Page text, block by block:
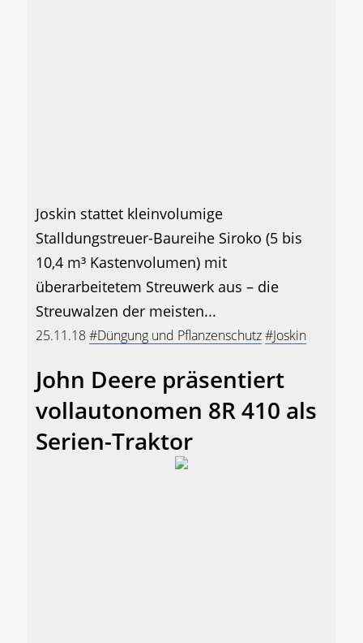
Joskin stattet kleinvolumige
Stalldungstreuer-Baureihe Siroko (5 bis
10,4 m³ Kastenvolumen) mit
überarbeitetem Streuwerk aus – die
Streuwalzen der meisten...
25.11.18#Düngung und Pflanzenschutz#Joskin
John Deere präsentiert
vollautonomen 8R 410 als
Serien-Traktor